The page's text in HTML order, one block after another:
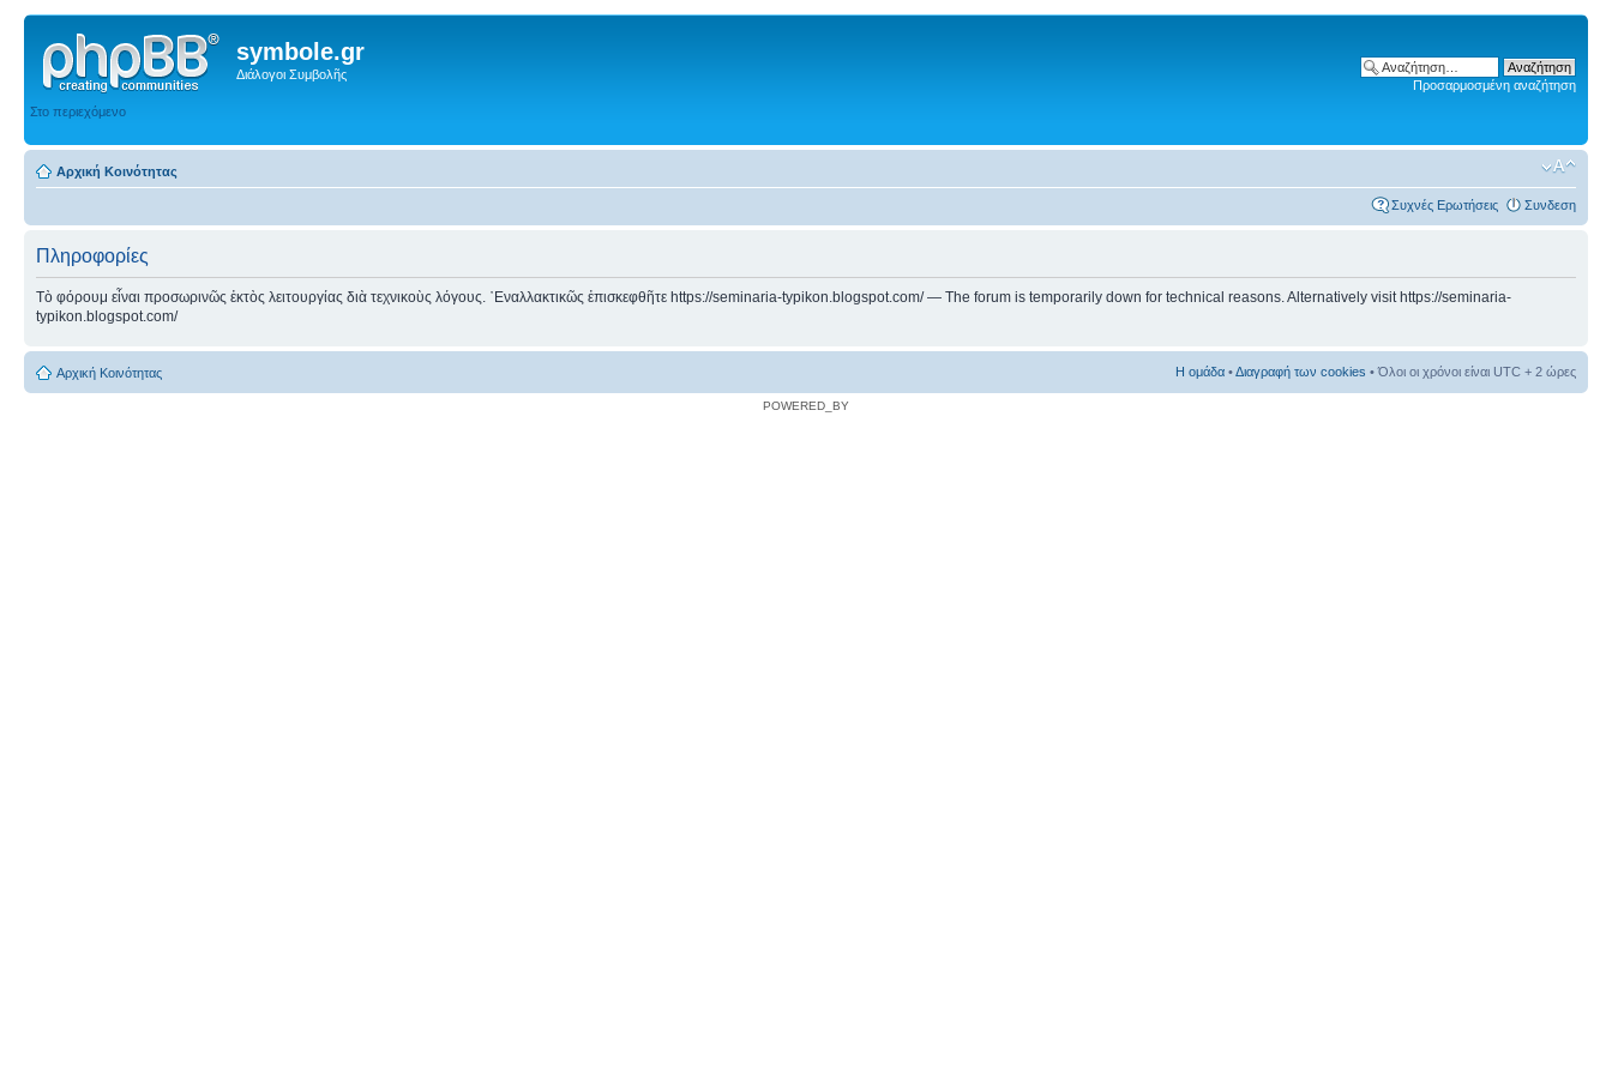
symbole.gr
Διάλογοι Συμβολῆς
Στο περιεχόμενο
Προσαρμοσμένη αναζήτηση
Αρχική Κοινότητας
Συχνές Ερωτήσεις Συνδεση
Πληροφορίες
Τὸ φόρουμ εἶναι προσωρινῶς ἐκτὸς λειτουργίας διὰ τεχνικοὺς λόγους. ᾿Εναλλακτικῶς ἐπισκεφθῆτε https://seminaria-typikon.blogspot.com/ — The forum is temporarily down for technical reasons. Alternatively visit https://seminaria-
typikon.blogspot.com/
Αρχική Κοινότητας Η ομάδα •Διαγραφή των cookies • Όλοι οι χρόνοι είναι UTC + 2 ώρες
POWERED_BY